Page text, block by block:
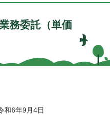
務委託（単価
6年9月4日